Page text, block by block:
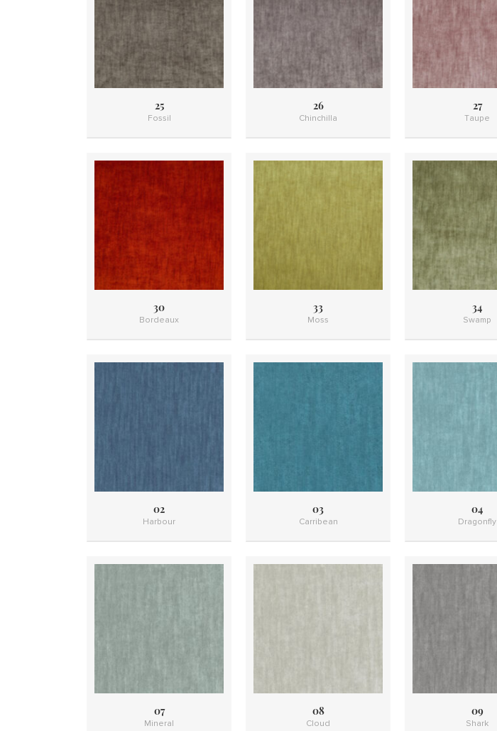
25
Fossil
26
Chinchilla
27
Taupe
30
Bordeaux
33
Moss
34
Swamp
02
Harbour
03
Carribean
04
Dragonfly
07
Mineral
08
Cloud
09
Shark